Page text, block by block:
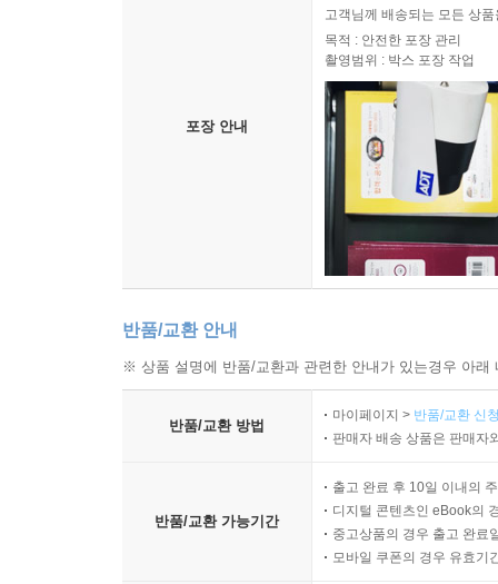
포장 안내
고객님께 배송되는 모든 상
목적 : 안전한 포장 관리
촬영범위 : 박스 포장 작업
반품/교환 안내
※ 상품 설명에 반품/교환과 관련한 안내가 있는경우 아
반품/교환 방법
마이페이지 > 반품/교환 신
판매자 배송 상품은 판매자
반품/교환 가능기간
출고 완료 후 10일 이내의
디지털 콘텐츠인 eBook의
중고상품의 경우 출고 완료
모바일 쿠폰의 경우 유효기